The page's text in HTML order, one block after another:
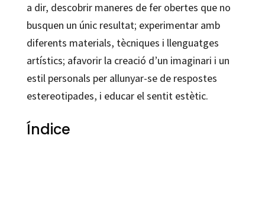
a dir, descobrir maneres de fer obertes que no
busquen un únic resultat; experimentar amb
diferents materials, tècniques i llenguatges
artístics; afavorir la creació d’un imaginari i un
estil personals per allunyar-se de respostes
estereotipades, i educar el sentit estètic.
Índice